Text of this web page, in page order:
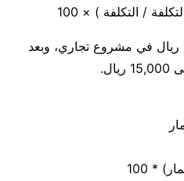
/ التكلفة ) × 100
لنفترض أنك استثمرت 10,000 ريال في مشروع تجاري، وبعد